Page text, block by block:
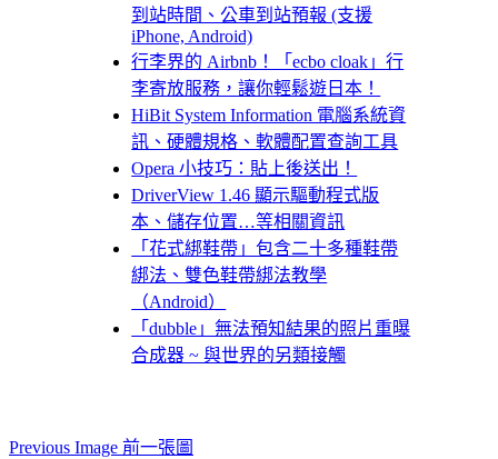
到站時間、公車到站預報 (支援
iPhone, Android)
行李界的 Airbnb！「ecbo cloak」行
李寄放服務，讓你輕鬆遊日本！
HiBit System Information 電腦系統資
訊、硬體規格、軟體配置查詢工具
Opera 小技巧：貼上後送出！
DriverView 1.46 顯示驅動程式版
本、儲存位置…等相關資訊
「花式綁鞋帶」包含二十多種鞋帶
綁法、雙色鞋帶綁法教學
（Android）
「dubble」無法預知結果的照片重曝
合成器 ~ 與世界的另類接觸
Previous Image 前一張圖